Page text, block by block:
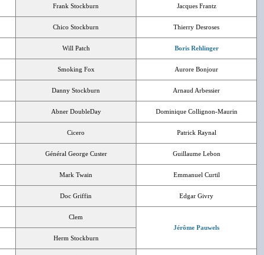
Frank Stockburn Jacques Frantz
Chico Stockburn Thierry Desroses
Will Patch Boris Rehlinger
Smoking Fox Aurore Bonjour
Danny Stockburn Arnaud Arbessier
Abner DoubleDay Dominique Collignon-Maurin
Cicero Patrick Raynal
Général George Custer Guillaume Lebon
Mark Twain Emmanuel Curtil
Doc Griffin Edgar Givry
Clem
Jérôme Pauwels
Herm Stockburn